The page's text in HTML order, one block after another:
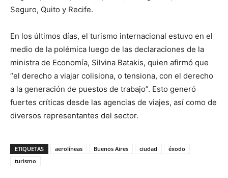
Seguro, Quito y Recife.
En los últimos días, el turismo internacional estuvo en el
medio de la polémica luego de las declaraciones de la
ministra de Economía, Silvina Batakis, quien afirmó que
“el derecho a viajar colisiona, o tensiona, con el derecho
a la generación de puestos de trabajo”. Esto generó
fuertes críticas desde las agencias de viajes, así como de
diversos representantes del sector.
ETIQUETAS aerolíneas Buenos Aires ciudad
éxodo
turismo